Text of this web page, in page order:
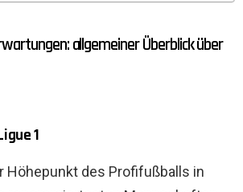
allgemeiner Überblick über
1
Höhepunkt des Profifußballs in